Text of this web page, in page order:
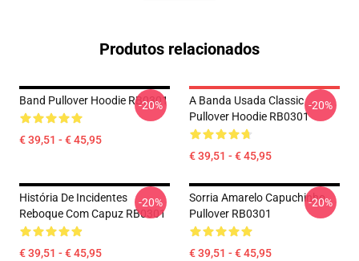
Produtos relacionados
Band Pullover Hoodie RB0301
€ 39,51 - € 45,95
-20%
A Banda Usada Classic
Pullover Hoodie RB0301
€ 39,51 - € 45,95
-20%
História De Incidentes
Reboque Com Capuz RB0301
€ 39,51 - € 45,95
-20%
Sorria Amarelo Capuchinho
Pullover RB0301
€ 39,51 - € 45,95
-20%